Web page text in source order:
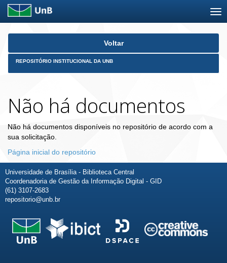
Skip
Voltar
REPOSITÓRIO INSTITUCIONAL DA UNB
Não há documentos
Não há documentos disponíveis no repositório de acordo com a
sua solicitação.
Página inicial do repositório
Universidade de Brasília - Biblioteca Central
Coordenadoria de Gestão da Informação Digital - GID
(61) 3107-2683
repositorio@unb.br